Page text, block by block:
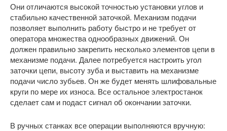
Они отличаются высокой точностью установки углов и
стабильно качественной заточкой. Механизм подачи
позволяет выполнить работу быстро и не требует от
оператора множества однообразных движений. Он
должен правильно закрепить несколько элементов цепи в
механизме подачи. Далее потребуется настроить угол
заточки цепи, высоту зуба и выставить на механизме
подачи число зубьев. Он же будет менять шлифовальные
круги по мере их износа. Все остальное электростанок
сделает сам и подаст сигнал об окончании заточки.
В ручных станках все операции выполняются вручную: